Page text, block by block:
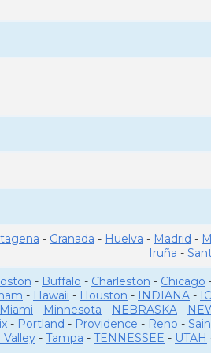
- Granada - Huelva - Madrid -
Iruña -
- Buffalo - Charleston - Chicago
- Hawaii - Houston - INDIANA -
Miami - Minnesota - NEBRASKA -
- Portland - Providence - Reno -
Valley - Tampa - TENNESSEE - UTAH